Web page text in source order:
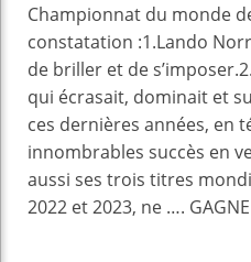
Championnat du monde
constatation :1.Lando
de briller et de
qui écrasait, dominait et
ces dernières années, en
innombrables succès en
aussi ses trois titres
2022 et 2023, ne ….